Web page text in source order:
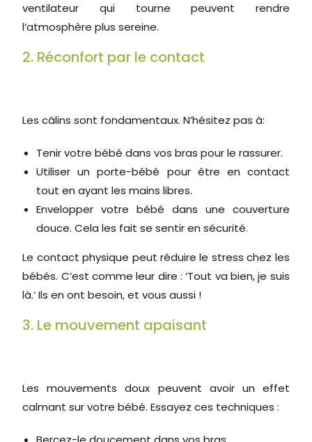
ventilateur qui tourne peuvent rendre
l’atmosphère plus sereine.
2. Réconfort par le contact
Les câlins sont fondamentaux. N’hésitez pas à:
Tenir votre bébé dans vos bras pour le rassurer.
Utiliser un porte-bébé pour être en contact
tout en ayant les mains libres.
Envelopper votre bébé dans une couverture
douce. Cela les fait se sentir en sécurité.
Le contact physique peut réduire le stress chez les
bébés. C’est comme leur dire : ‘Tout va bien, je suis
là.’ Ils en ont besoin, et vous aussi !
3. Le mouvement apaisant
Les mouvements doux peuvent avoir un effet
calmant sur votre bébé. Essayez ces techniques :